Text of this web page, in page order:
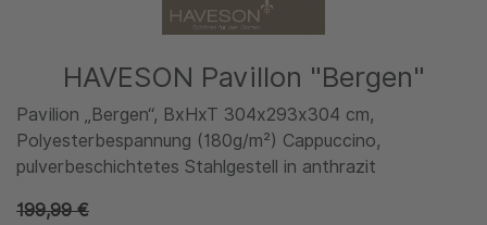
HAVESON Pavillon "Bergen"
Pavilion „Bergen“, BxHxT 304x293x304 cm,
Polyesterbespannung (180g/m²) Cappuccino,
pulverbeschichtetes Stahlgestell in anthrazit
199,99 €